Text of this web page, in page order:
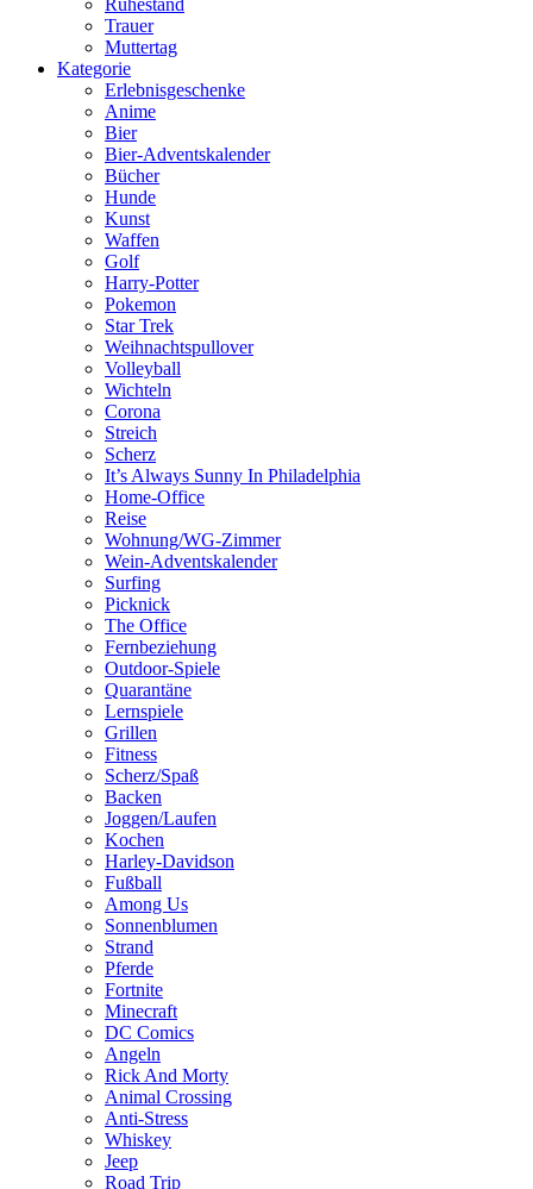
Ruhestand
Trauer
Muttertag
Kategorie
Erlebnisgeschenke
Anime
Bier
Bier-Adventskalender
Bücher
Hunde
Kunst
Waffen
Golf
Harry-Potter
Pokemon
Star Trek
Weihnachtspullover
Volleyball
Wichteln
Corona
Streich
Scherz
It’s Always Sunny In Philadelphia
Home-Office
Reise
Wohnung/WG-Zimmer
Wein-Adventskalender
Surfing
Picknick
The Office
Fernbeziehung
Outdoor-Spiele
Quarantäne
Lernspiele
Grillen
Fitness
Scherz/Spaß
Backen
Joggen/Laufen
Kochen
Harley-Davidson
Fußball
Among Us
Sonnenblumen
Strand
Pferde
Fortnite
Minecraft
DC Comics
Angeln
Rick And Morty
Animal Crossing
Anti-Stress
Whiskey
Jeep
Road Trip